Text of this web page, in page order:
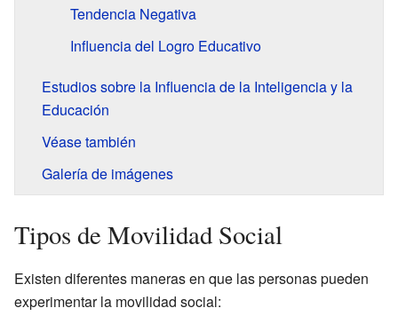
Tendencia Negativa
Influencia del Logro Educativo
Estudios sobre la Influencia de la Inteligencia y la
Educación
Véase también
Galería de imágenes
Tipos de Movilidad Social
Existen diferentes maneras en que las personas pueden
experimentar la movilidad social: